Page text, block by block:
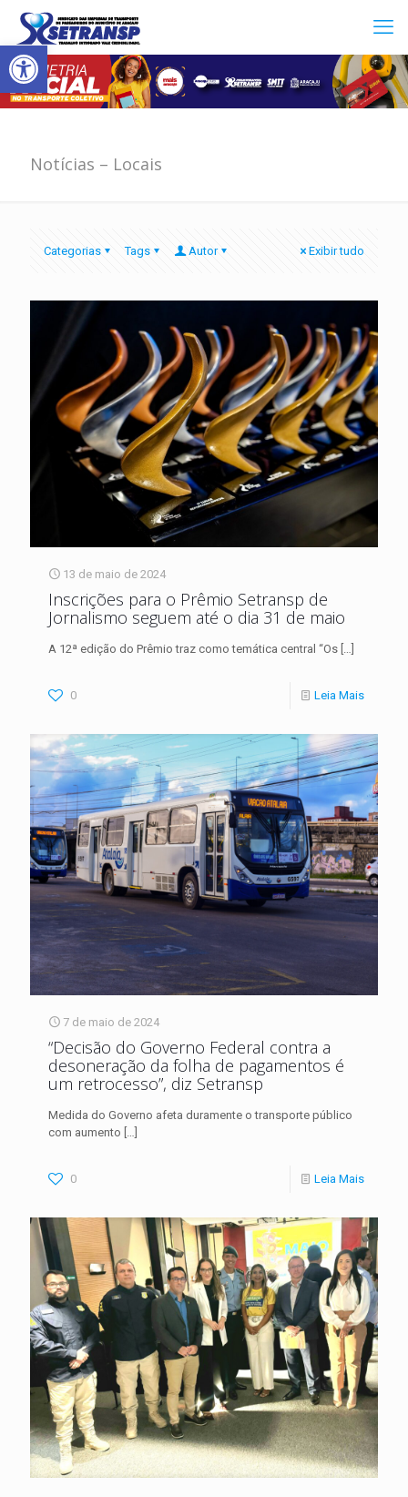
Abrir a barra de ferramentas
Notícias – Locais
Categorias Tags Autor Exibir tudo
13 de maio de 2024
Inscrições para o Prêmio Setransp de
Jornalismo seguem até o dia 31 de maio
A 12ª edição do Prêmio traz como temática central “Os […]
0 Leia Mais
7 de maio de 2024
“Decisão do Governo Federal contra a
desoneração da folha de pagamentos é
um retrocesso”, diz Setransp
Medida do Governo afeta duramente o transporte público
com aumento
0 Leia Mais